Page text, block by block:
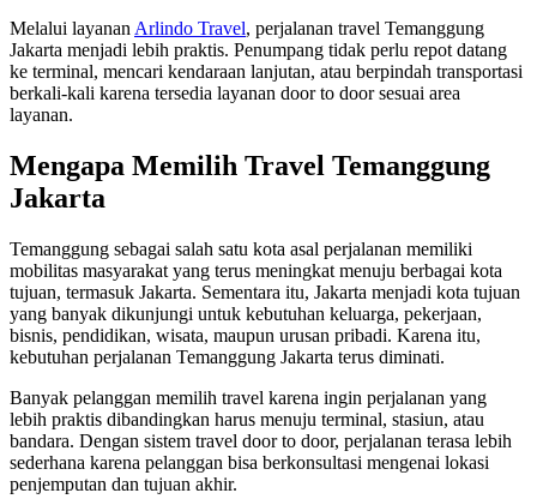
Melalui layananArlindo Travel, perjalanan travel Temanggung
Jakarta menjadi lebih praktis. Penumpang tidak perlu repot datang
ke terminal, mencari kendaraan lanjutan, atau berpindah transportasi
berkali-kali karena tersedia layanan door to door sesuai area
layanan.
Mengapa Memilih Travel Temanggung
Jakarta
Temanggung sebagai salah satu kota asal perjalanan memiliki
mobilitas masyarakat yang terus meningkat menuju berbagai kota
tujuan, termasuk Jakarta. Sementara itu, Jakarta menjadi kota tujuan
yang banyak dikunjungi untuk kebutuhan keluarga, pekerjaan,
bisnis, pendidikan, wisata, maupun urusan pribadi. Karena itu,
kebutuhan perjalanan Temanggung Jakarta terus diminati.
Banyak pelanggan memilih travel karena ingin perjalanan yang
lebih praktis dibandingkan harus menuju terminal, stasiun, atau
bandara. Dengan sistem travel door to door, perjalanan terasa lebih
sederhana karena pelanggan bisa berkonsultasi mengenai lokasi
penjemputan dan tujuan akhir.